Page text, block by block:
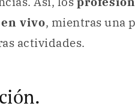
vivo, mientras una
actividades.